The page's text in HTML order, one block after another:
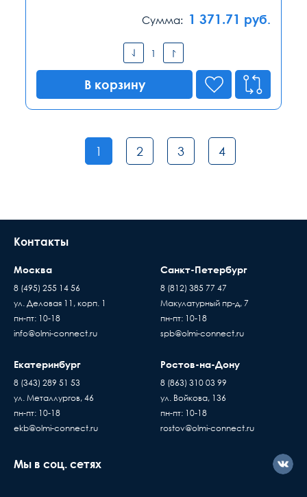
Сумма: 1 371.71 руб.
В корзину
1 2 3 4
Контакты
Москва
8 (495) 255 14 56
ул. Деловая 11, корп. 1
пн-пт: 10-18
info@olmi-connect.ru
Санкт-Петербург
8 (812) 385 77 47
Макулатурный пр-д, 7
пн-пт: 10-18
spb@olmi-connect.ru
Екатеринбург
8 (343) 289 51 53
ул. Металлургов, 46
пн-пт: 10-18
ekb@olmi-connect.ru
Ростов-на-Дону
8 (863) 310 03 99
ул. Войкова, 136
пн-пт: 10-18
rostov@olmi-connect.ru
Мы в соц. сетях